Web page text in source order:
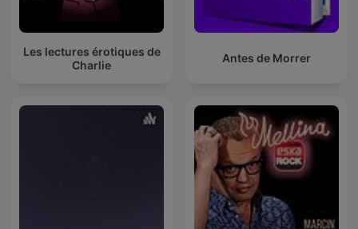
Les lectures érotiques de
Charlie
Antes de Morrer